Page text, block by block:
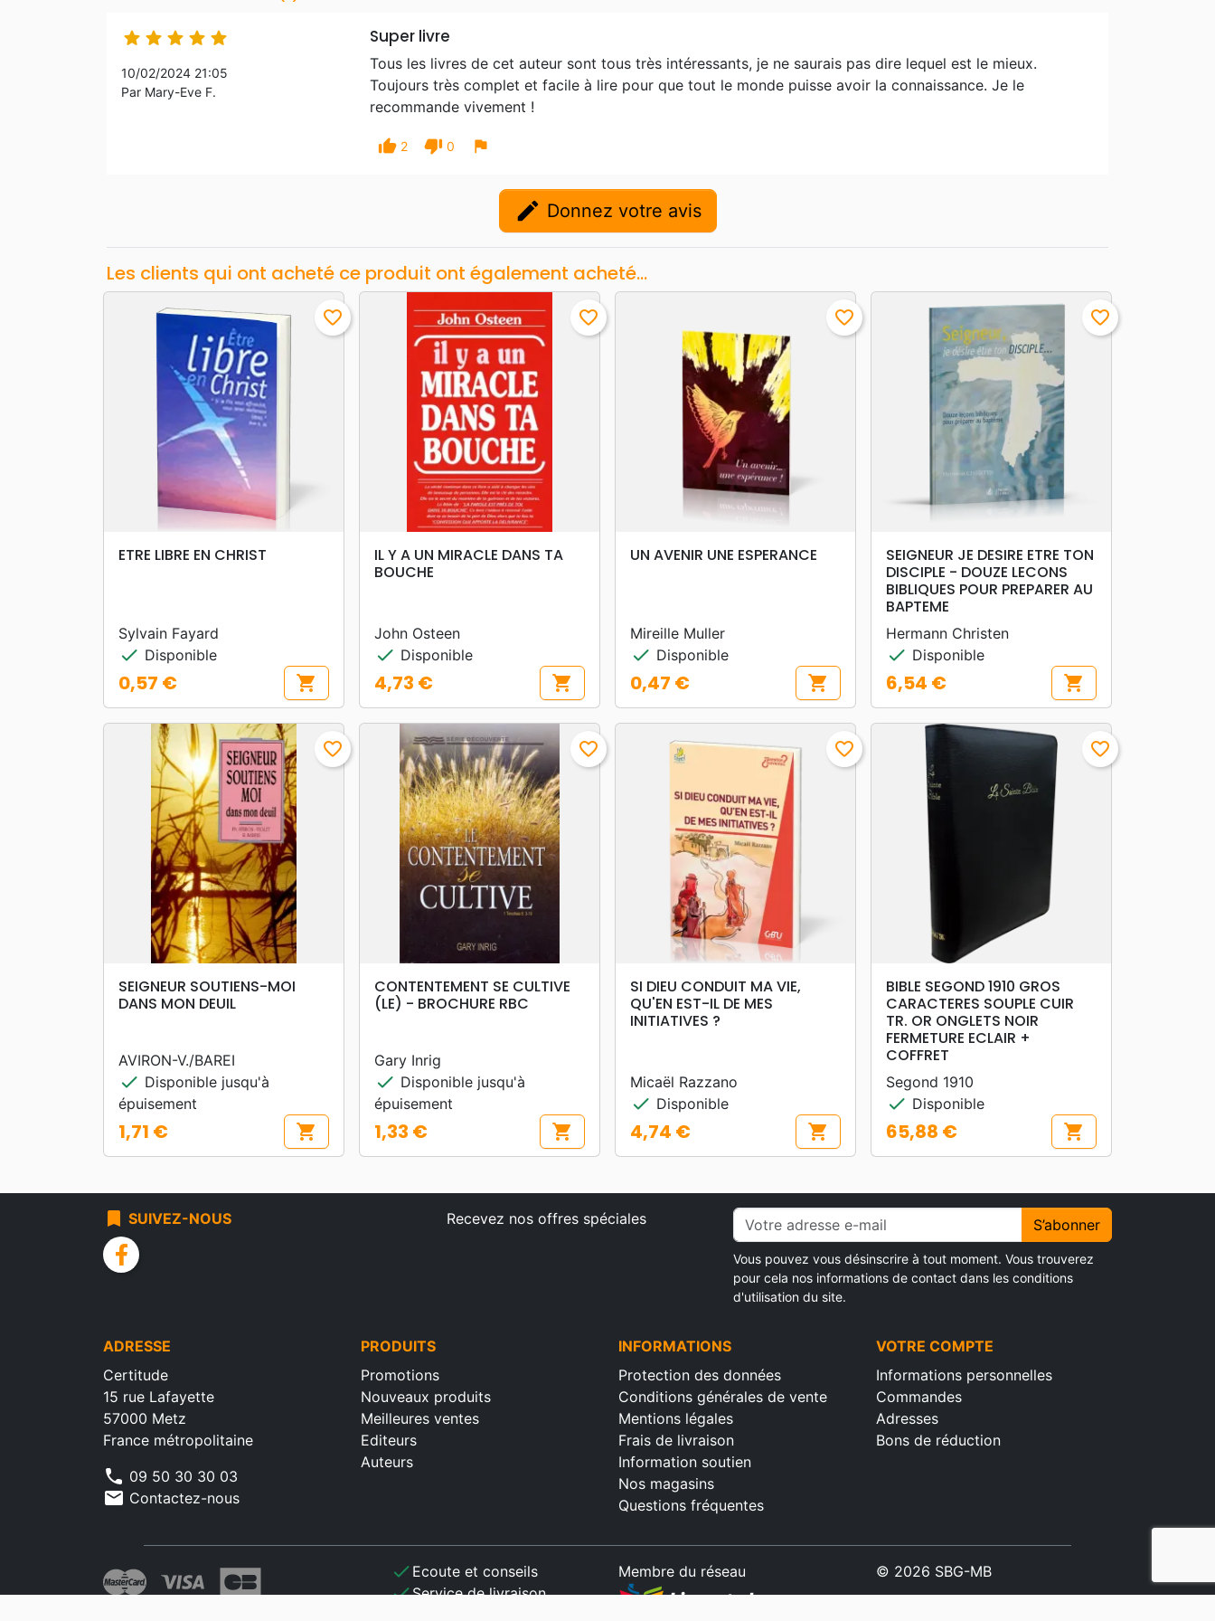
    
10/02/2024 21:05
Par Mary-Eve F.
Super livre
Tous les livres de cet auteur sont tous très intéressants, je ne saurais pas dire lequel est le mieux.
Toujours très complet et facile à lire pour que tout le monde puisse avoir la connaissance. Je le
recommande vivement !
thumb_up 2 thumb_down 0 flag
edit Donnez votre avis
Les clients qui ont acheté ce produit ont également acheté...
searchAPERÇU RAPIDE
favorite_border
ETRE LIBRE EN CHRIST
Sylvain Fayard
check Disponible
Prix
0,57 € shopping_cart
searchAPERÇU RAPIDE
favorite_border
IL Y A UN MIRACLE DANS TA
BOUCHE
John Osteen
check Disponible
Prix
4,73 € shopping_cart
searchAPERÇU RAPIDE
favorite_border
UN AVENIR UNE ESPERANCE
Mireille Muller
check Disponible
Prix
0,47 € shopping_cart
searchAPERÇU RAPIDE
favorite_border
SEIGNEUR JE DESIRE ETRE TON
DISCIPLE - DOUZE LECONS
BIBLIQUES POUR PREPARER AU
BAPTEME
Hermann Christen
check Disponible
Prix
6,54 € shopping_cart
searchAPERÇU RAPIDE
favorite_border
SEIGNEUR SOUTIENS-MOI
DANS MON DEUIL
AVIRON-V./BAREI
check Disponible jusqu'à
épuisement
Prix
1,71 € shopping_cart
searchAPERÇU RAPIDE
favorite_border
CONTENTEMENT SE CULTIVE
(LE) - BROCHURE RBC
Gary Inrig
check Disponible jusqu'à
épuisement
Prix
1,33 € shopping_cart
searchAPERÇU RAPIDE
favorite_border
SI DIEU CONDUIT MA VIE,
QU'EN EST-IL DE MES
INITIATIVES ?
Micaël Razzano
check Disponible
Prix
4,74 € shopping_cart
searchAPERÇU RAPIDE
favorite_border
BIBLE SEGOND 1910 GROS
CARACTERES SOUPLE CUIR
TR. OR ONGLETS NOIR
FERMETURE ECLAIR +
COFFRET
Segond 1910
check Disponible
Prix
65,88 € shopping_cart
bookmark SUIVEZ-NOUS
facebook
Recevez nos offres spéciales S’abonner
Vous pouvez vous désinscrire à tout moment. Vous trouverez
pour cela nos informations de contact dans les conditions
d'utilisation du site.
ADRESSE
Certitude
15 rue Lafayette
57000 Metz
France métropolitaine
phone 09 50 30 30 03
mail Contactez-nous
PRODUITS
Promotions
Nouveaux produits
Meilleures ventes
Editeurs
Auteurs
INFORMATIONS
Protection des données
Conditions générales de vente
Mentions légales
Frais de livraison
Information soutien
Nos magasins
Questions fréquentes
VOTRE COMPTE
Informations personnelles
Commandes
Adresses
Bons de réduction
check Ecoute et conseils
checkService de livraison
Membre du réseau © 2026 SBG-MB